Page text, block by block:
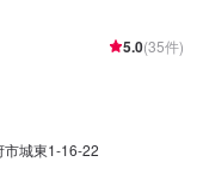
の代車をご用意していま
-----県道3号線、流通セ
んだ左手にあります。
ースは事務所前の空いて
へ「メンテモで予約しま
休日・営業時間】定休
5.0(35件)
市城東1-16-22